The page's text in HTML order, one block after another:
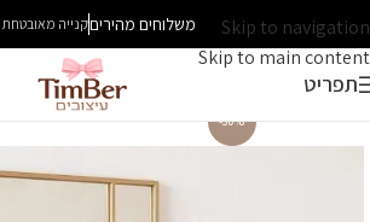
Skip to navigation
Skip to main content
משלוחים מהיריםקנייה מאובטחת
תפריט
-30%